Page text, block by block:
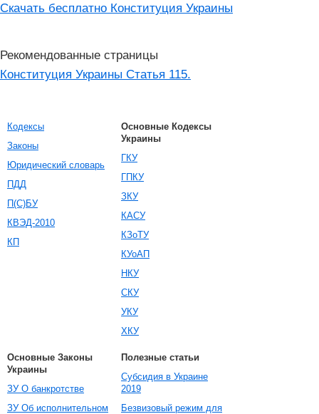
Скачать бесплатно Конституция Украины
Рекомендованные страницы
Конституция Украины Статья 115.
Кодексы
Законы
Юридический словарь
ПДД
П(С)БУ
КВЭД-2010
КП
Основные Кодексы
Украины
ГКУ
ГПКУ
ЗКУ
КАСУ
КЗоТУ
КУоАП
НКУ
СКУ
УКУ
ХКУ
Основные Законы
Украины
ЗУ О банкротстве
ЗУ Об исполнительном
Полезные статьи
Субсидия в Украине
2019
Безвизовый режим для